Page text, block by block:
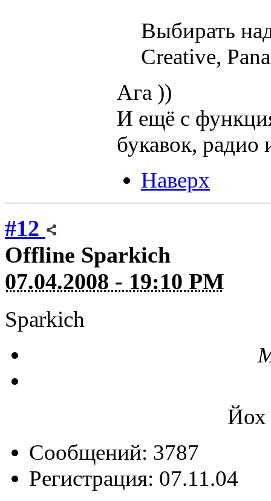
Выбирать
Creative,
Ага ))
И ещё с
букавок,
Наверх
#12
Offline Sparkich
07.04.2008 - 19:10 PM
Sparkich
Йох
Сообщений: 3787
Регистрация: 07.11.04